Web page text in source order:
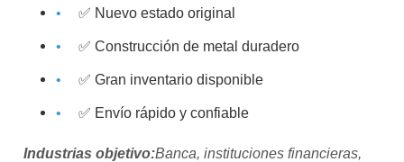
✅ Nuevo estado original
✅ Construcción de metal duradero
✅ Gran inventario disponible
✅ Envío rápido y confiable
Industrias objetivo:Banca, instituciones financieras,